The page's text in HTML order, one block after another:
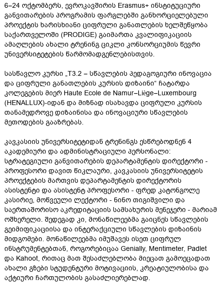
6–24 ოქტომბერს, ევროკავშირის Erasmus+ ინსტიტუციური
განვითარების პროგრამის ფარგლებში განხორციელებული
პროექტის ხარისხიანი ციფრული განათლების ხელშეწყობა
საქართველოში (PRODIGE) გაიმართა კვალიფიკაციის
ამაღლების ახალი ტრენინგ ციკლი კონსორციუმის წევრი
უნივერსიტეტების წარმომადგენლებისთვის.
სასწავლო კურსი „T3.2 – სწავლების პედაგოგიური ინოვაცია
და ციფრული განათლების კურსის დიზაინი“ ჩატარდა
კოლეგების მიერ Haute Ecole de Namur–Liège–Luxembourg
(HENALLUX)-იდან და მიზნად ისახავდა ციფრული კურსის
თანამედროვე დიზაინისა და ინოვაციური სწავლების
მეთოდების გააზრებას.
კავკასიის უნივერსიტეტიდან ტრენინგს ესწრებოდნენ 4
აკადემიური და ადმინისტრაციული პერსონალი:
სტრატეგიული განვითარების დეპარტამენტის დირექტორი -
პროფესორი დავით წიკლაური, კავკასიის უნივერსიტეტის
პროექტების მართვის დეპარტამენტის დირექტორის
ასისტენტი და ასისტენტ პროფესორი - ფრედ კატონგოლე
კასირიე, მოწვეული ლექტორი - ნინო თიგიშვილი და
საერთაშორისო აკრედიტაციის სამსახურის მენეჯერი - მარიამ
ოშხერელი. შედეგად კი, მონაწილეებმა გაიცნეს სწავლების
გეიმიფიკაციისა და ინტერაქციული სწავლების დიზაინის
მიდგომები. მონაწილეებმა იმუშავეს ისეთ ციფრულ
ინსტრუმენტებთან, როგორებიცაა Genially, Mentimeter, Padlet
და Kahoot, რითაც მათ შესაძლებლობა მიეცათ გამოეცადათ
ახალი გზები სტუდენტური მოტივაციის, კრეატიულობისა და
აქტიური ჩართულობის გასაძლიერებლად.